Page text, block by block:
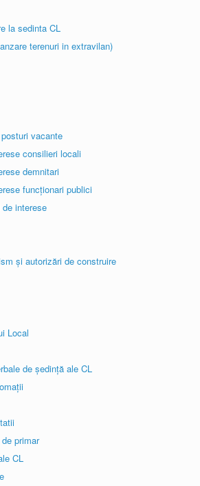
la sedinta CL
terenuri in extravilan)
vacante
consilieri locali
demnitari
funcționari publici
interese
și autorizări de construire
Local
de ședință ale CL
primar
CL